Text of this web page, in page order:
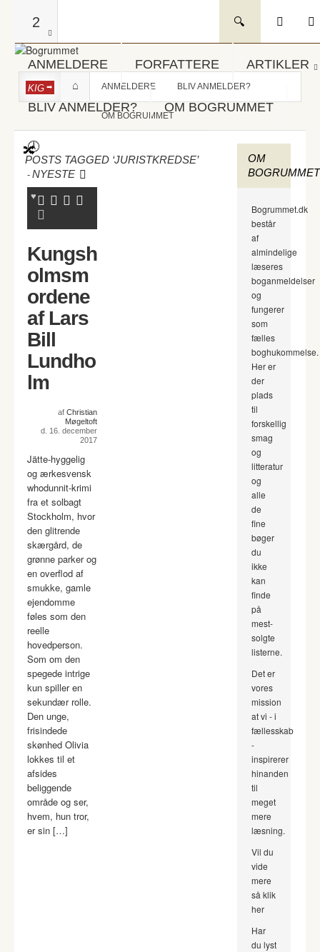
2
ANMELDERE FORFATTERE ARTIKLER
BLIV ANMELDER? OM BOGRUMMET
KIG ANMELDERE BLIV ANMELDER?
OM BOGRUMMET
POSTS TAGGED ‘JURISTKREDSE’
-NYESTE
Kungsh
olmsm
ordene
af Lars
Bill
Lundho
lm
af Christian
Møgeltoft
d. 16. december
2017
Jätte-hyggelig
og ærkesvensk
whodunnit-krimi
fra et solbagt
Stockholm, hvor
den glitrende
skærgård, de
grønne parker og
en overflod af
smukke, gamle
ejendomme
føles som den
reelle
hovedperson.
Som om den
spegede intrige
kun spiller en
sekundær rolle.
Den unge,
frisindede
skønhed Olivia
lokkes til et
afsides
beliggende
område og ser,
hvem, hun tror,
er sin […]
OM
BOGRUMMET
Bogrummet.dk
består
af
almindelige
læseres
boganmeldelser
og
fungerer
som
fælles
boghukommelse.
Her er
der
plads
til
forskellig
smag
og
litteratur
og
alle
de
fine
bøger
du
ikke
kan
finde
på
mest-
solgte
listerne.
Det er
vores
mission
at vi - i
fællesskab
-
inspirerer
hinanden
til
meget
mere
læsning.
Vil du
vide
mere
så klik
her
Har
du lyst